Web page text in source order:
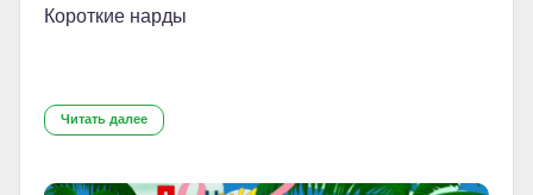
Короткие нарды
Читать далее